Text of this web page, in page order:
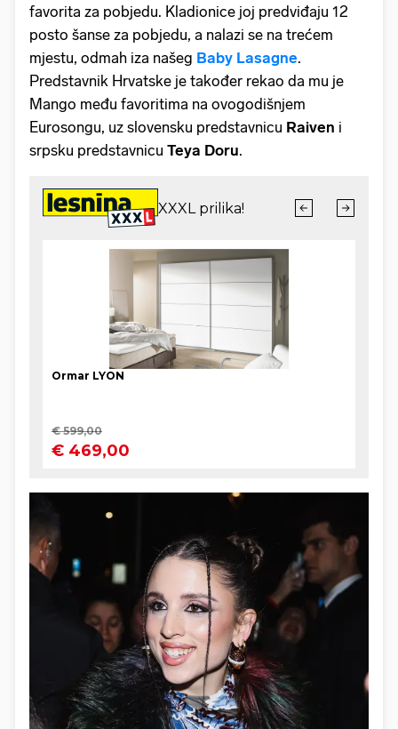
favorita za pobjedu. Kladionice joj predviđaju 12
posto šanse za pobjedu, a nalazi se na trećem
mjestu, odmah iza našeg Baby Lasagne.
Predstavnik Hrvatske je također rekao da mu je
Mango među favoritima na ovogodišnjem
Eurosongu, uz slovensku predstavnicu Raiven i
srpsku predstavnicu Teya Doru.